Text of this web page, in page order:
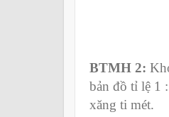
BTMH 2:
bản đồ tỉ lệ 1
xăng ti mét.